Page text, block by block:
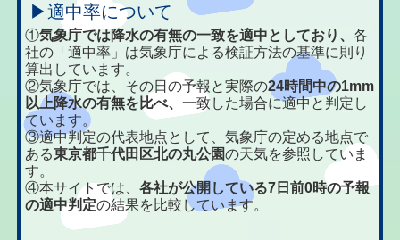
▶適中率について
①気象庁では降水の有無の一致を適中としており、各
社の「適中率」は気象庁による検証方法の基準に則り
算出しています。
②気象庁では、その日の予報と実際の24時間中の1mm
以上降水の有無を比べ、一致した場合に適中と判定し
ています。
③適中判定の代表地点として、気象庁の定める地点で
ある東京都千代田区北の丸公園の天気を参照していま
す。
④本サイトでは、各社が公開している7日前0時の予報
の適中判定の結果を比較しています。